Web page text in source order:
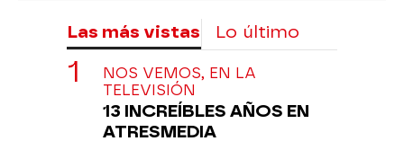
Las más vistas Lo último
NOS VEMOS, EN LA
TELEVISIÓN
13 INCREÍBLES AÑOS EN
ATRESMEDIA